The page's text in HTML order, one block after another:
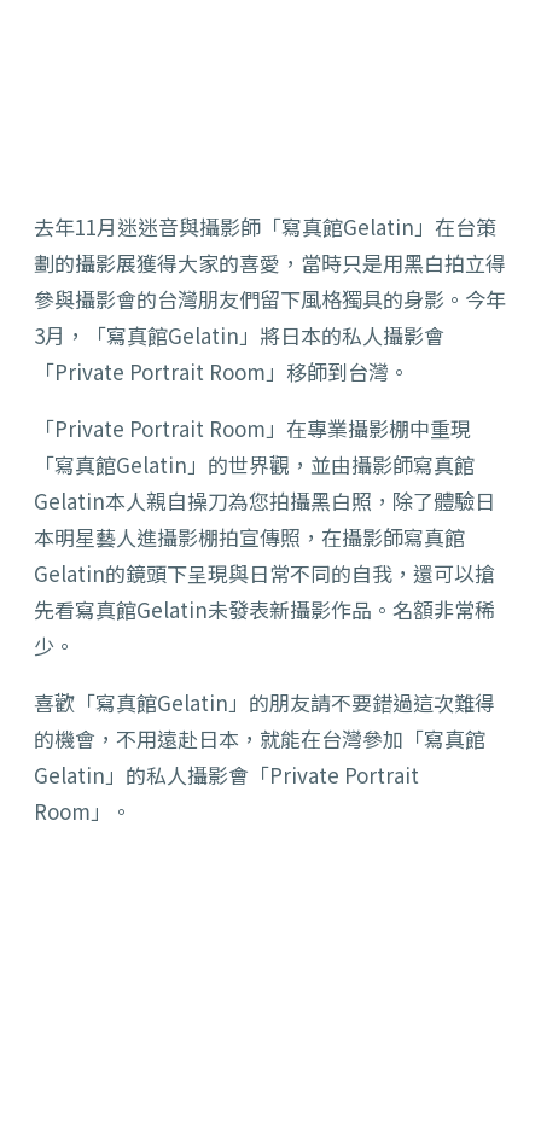
去年11月迷迷音與攝影師「寫真館Gelatin」在台策
劃的攝影展獲得大家的喜愛，當時只是用黑白拍立得
參與攝影會的台灣朋友們留下風格獨具的身影。今年
3月，「寫真館Gelatin」將日本的私人攝影會
「Private Portrait Room」移師到台灣。
「Private Portrait Room」在專業攝影棚中重現
「寫真館Gelatin」的世界觀，並由攝影師寫真館
Gelatin本人親自操刀為您拍攝黑白照，除了體驗日
本明星藝人進攝影棚拍宣傳照，在攝影師寫真館
Gelatin的鏡頭下呈現與日常不同的自我，還可以搶
先看寫真館Gelatin未發表新攝影作品。名額非常稀
少。
喜歡「寫真館Gelatin」的朋友請不要錯過這次難得
的機會，不用遠赴日本，就能在台灣參加「寫真館
Gelatin」的私人攝影會「Private Portrait
Room」。